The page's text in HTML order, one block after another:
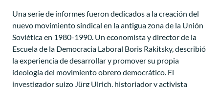
Una serie de informes fueron dedicados a la creación del
nuevo movimiento sindical en la antigua zona de la Unión
Soviética en 1980-1990. Un economista y director de la
Escuela de la Democracia Laboral Boris Rakitsky, describió
la experiencia de desarrollar y promover su propia
ideología del movimiento obrero democrático. El
investigador suizo Jürg Ulrich, historiador y activista